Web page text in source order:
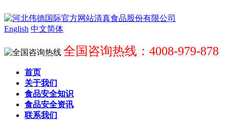
English 中文简体
全国咨询热线：4008-979-878
首页
关于我们
食品安全知识
食品安全资讯
联系我们